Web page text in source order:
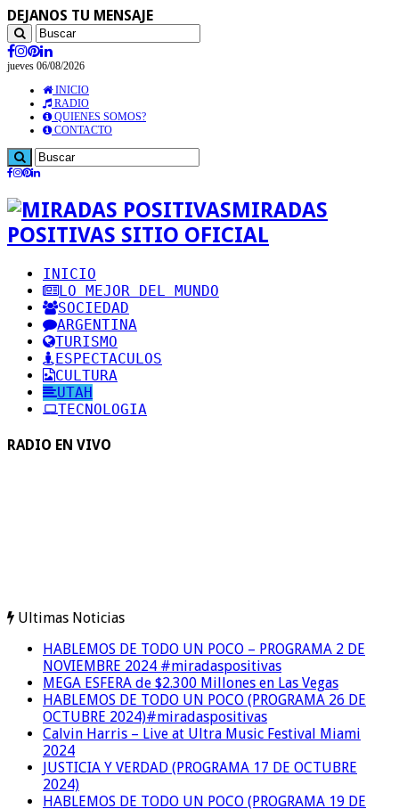
DEJANOS TU MENSAJE
jueves 06/08/2026
INICIO
RADIO
QUIENES SOMOS?
CONTACTO
MIRADAS
POSITIVAS SITIO OFICIAL
INICIO
LO MEJOR DEL MUNDO
SOCIEDAD
ARGENTINA
TURISMO
ESPECTACULOS
CULTURA
UTAH
TECNOLOGIA
RADIO EN VIVO
Ultimas Noticias
HABLEMOS DE TODO UN POCO – PROGRAMA 2 DE
NOVIEMBRE 2024 #miradaspositivas
MEGA ESFERA de $2.300 Millones en Las Vegas
HABLEMOS DE TODO UN POCO (PROGRAMA 26 DE
OCTUBRE 2024)#miradaspositivas
Calvin Harris – Live at Ultra Music Festival Miami
2024
JUSTICIA Y VERDAD (PROGRAMA 17 DE OCTUBRE
2024)
HABLEMOS DE TODO UN POCO (PROGRAMA 19 DE